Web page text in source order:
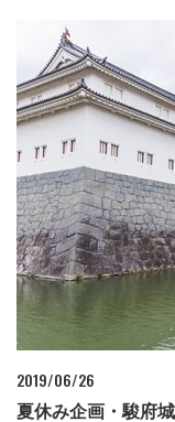
2019/06/26
夏休み企画・駿府